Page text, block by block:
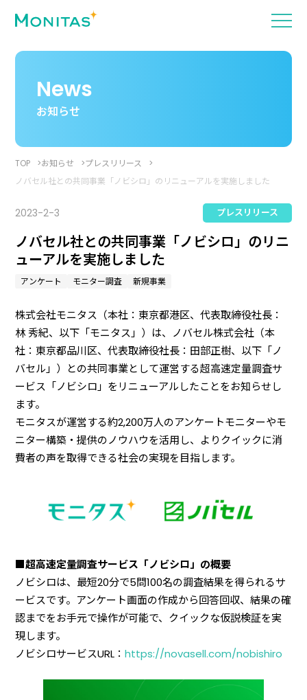
News
お知らせ
TOP お知らせ
プレスリリース
ノバセル社との共同事業「ノビシロ」のリニューアルを実施しました
2023-2-3 プレスリリース
ノバセル社との共同事業「ノビシロ」のリニ
ューアルを実施しました
アンケート モニター調査 新規事業
株式会社モニタス（本社：東京都港区、代表取締役社長：
林 秀紀、以下「モニタス」）は、ノバセル株式会社（本
社：東京都品川区、代表取締役社長：田部正樹、以下「ノ
バセル」）との共同事業として運営する超高速定量調査サ
ービス「ノビシロ」をリニューアルしたことをお知らせし
ます。
モニタスが運営する約2,200万人のアンケートモニターやモ
ニター構築・提供のノウハウを活用し、よりクイックに消
費者の声を取得できる社会の実現を目指します。
■超高速定量調査サービス「ノビシロ」の概要
ノビシロは、最短20分で5問100名の調査結果を得られるサ
ービスです。アンケート画面の作成から回答回収、結果の確
認までをお手元で操作が可能で、クイックな仮説検証を実
現します。
ノビシロサービスURL：https://novasell.com/nobishiro